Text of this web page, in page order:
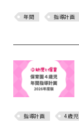
年間 指導計画
指導計画 4歳児